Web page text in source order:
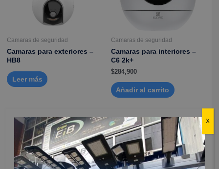
Camaras de seguridad
Camaras para exteriores –
HB8
Leer más
Camaras de seguridad
Camaras para interiores –
C6 2k+
$284,900
Añadir al carrito
X